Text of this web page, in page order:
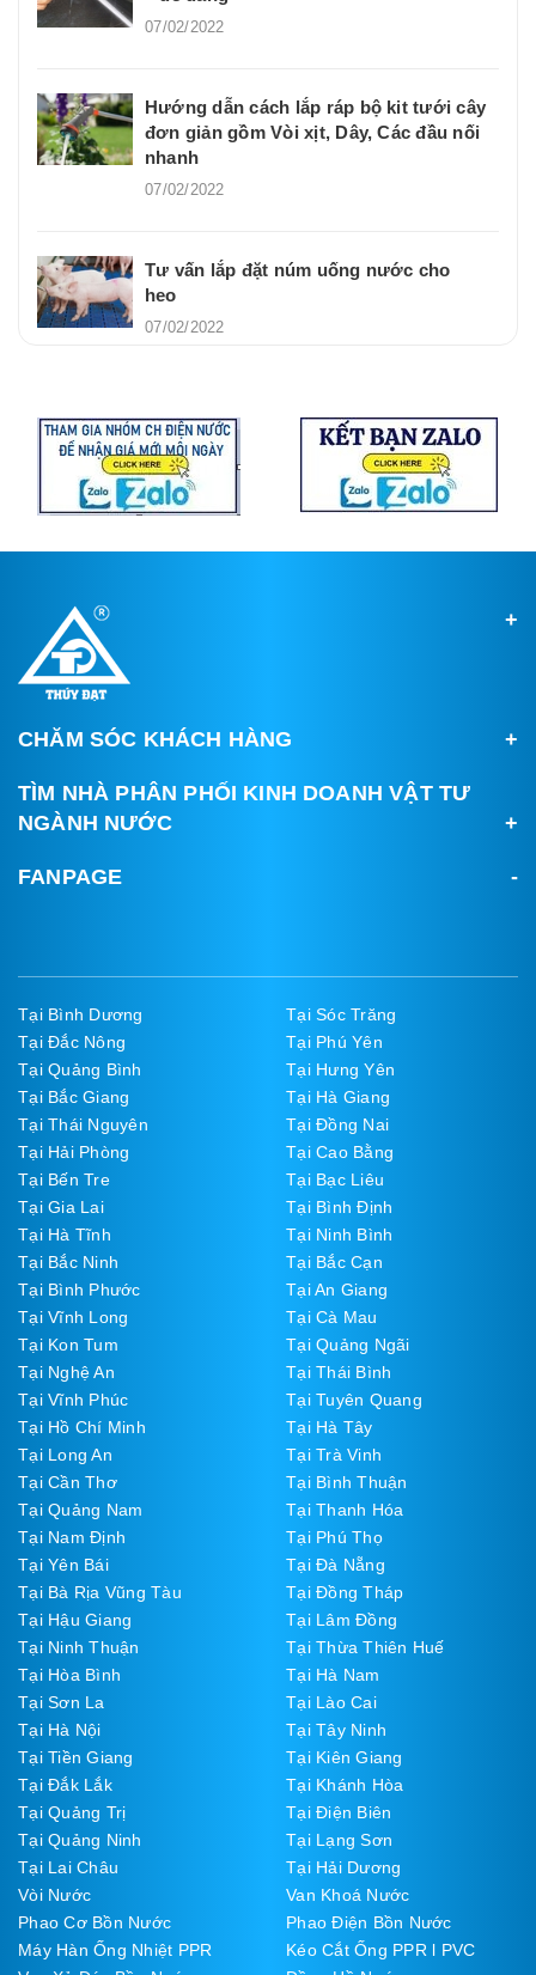
07/02/2022
Hướng dẫn cách lắp ráp bộ kit tưới cây
đơn giản gồm Vòi xịt, Dây, Các đầu nối
nhanh
07/02/2022
Tư vấn lắp đặt núm uống nước cho
heo
07/02/2022
CHĂM SÓC KHÁCH HÀNG
TÌM NHÀ PHÂN PHỐI KINH DOANH VẬT TƯ
NGÀNH NƯỚC
FANPAGE
Tại Bình Dương
Tại Sóc Trăng
Tại Đắc Nông
Tại Phú Yên
Tại Quảng Bình
Tại Hưng Yên
Tại Bắc Giang
Tại Hà Giang
Tại Thái Nguyên
Tại Đồng Nai
Tại Hải Phòng
Tại Cao Bằng
Tại Bến Tre
Tại Bạc Liêu
Tại Gia Lai
Tại Bình Định
Tại Hà Tĩnh
Tại Ninh Bình
Tại Bắc Ninh
Tại Bắc Cạn
Tại Bình Phước
Tại An Giang
Tại Vĩnh Long
Tại Cà Mau
Tại Kon Tum
Tại Quảng Ngãi
Tại Nghệ An
Tại Thái Bình
Tại Vĩnh Phúc
Tại Tuyên Quang
Tại Hồ Chí Minh
Tại Hà Tây
Tại Long An
Tại Trà Vinh
Tại Cần Thơ
Tại Bình Thuận
Tại Quảng Nam
Tại Thanh Hóa
Tại Nam Định
Tại Phú Thọ
Tại Yên Bái
Tại Đà Nẵng
Tại Bà Rịa Vũng Tàu
Tại Đồng Tháp
Tại Hậu Giang
Tại Lâm Đồng
Tại Ninh Thuận
Tại Thừa Thiên Huế
Tại Hòa Bình
Tại Hà Nam
Tại Sơn La
Tại Lào Cai
Tại Hà Nội
Tại Tây Ninh
Tại Tiền Giang
Tại Kiên Giang
Tại Đắk Lắk
Tại Khánh Hòa
Tại Quảng Trị
Tại Điện Biên
Tại Quảng Ninh
Tại Lạng Sơn
Tại Lai Châu
Tại Hải Dương
Vòi Nước
Van Khoá Nước
Phao Cơ Bồn Nước
Phao Điện Bồn Nước
Máy Hàn Ống Nhiệt PPR
Kéo Cắt Ống PPR l PVC